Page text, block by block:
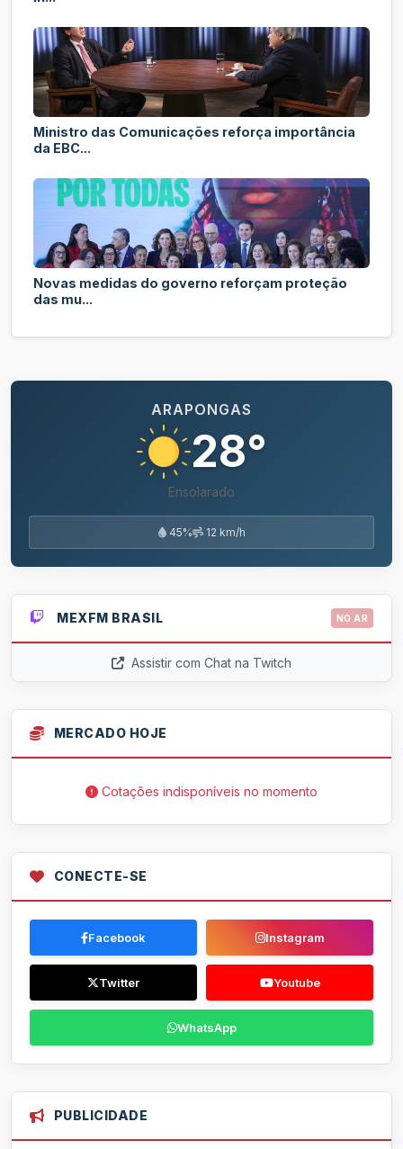
Ministro das Comunicações reforça importância
da EBC...
Novas medidas do governo reforçam proteção
das mu...
ARAPONGAS
28°
Ensolarado
45% 12 km/h
MEXFM BRASIL NO AR
Assistir com Chat na Twitch
MERCADO HOJE
Cotações indisponíveis no momento
CONECTE-SE
Facebook Instagram
Twitter Youtube
WhatsApp
PUBLICIDADE